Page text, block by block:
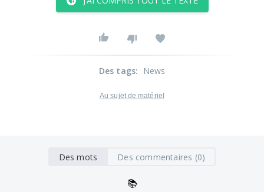
Des tags: News
Au sujet de matériel
Des mots Des commentaires (0)
📚